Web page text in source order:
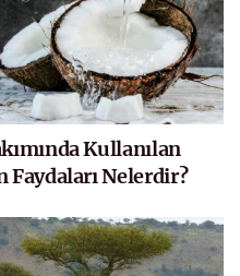
Kullanılan
Faydaları Nelerdir?